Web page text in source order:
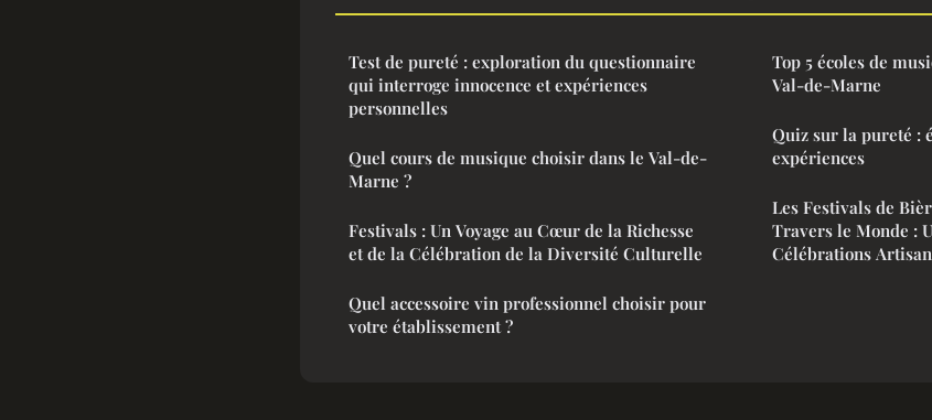
Test de pureté : exploration du questionnaire
qui interroge innocence et expériences
personnelles
Quel cours de musique choisir dans le Val-de-
Marne ?
Festivals : Un Voyage au Cœur de la Richesse
et de la Célébration de la Diversité Culturelle
Quel accessoire vin professionnel choisir pour
votre établissement ?
Top 5 écoles de
Val-de-Marne
Quiz sur la pureté :
expériences
Les Festivals de
Travers le Monde :
Célébrations